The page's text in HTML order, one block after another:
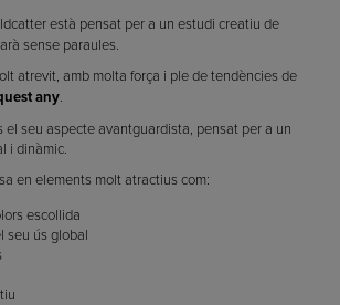
està pensat per a un estudi creatiu de
sense paraules.
atrevit, amb molta força i ple de tendències de
any.
el seu aspecte avantguardista, pensat per a un
i dinàmic.
en elements molt atractius com:
escollida
seu ús global